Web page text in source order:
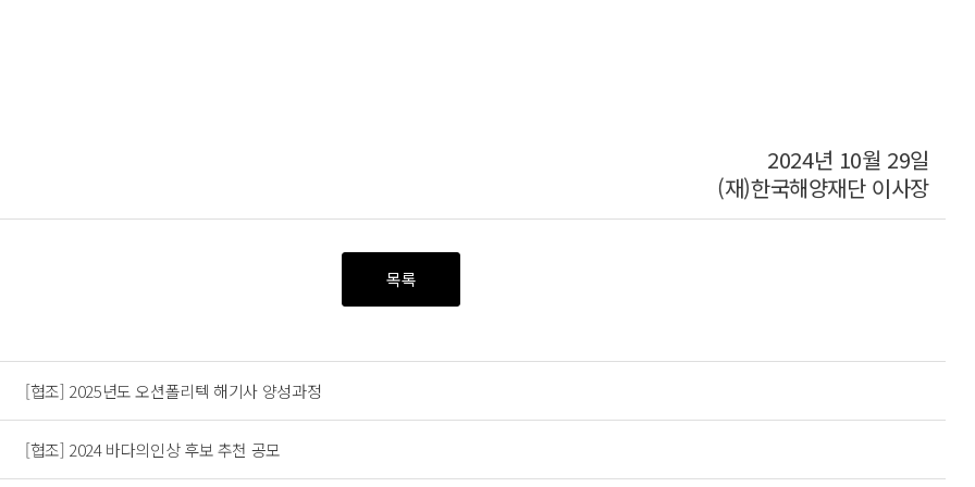
2024년 10월 29일
(재)한국해양재단 이사장
목록
[협조] 2025년도 오션폴리텍 해기사 양성과정
[협조] 2024 바다의인상 후보 추천 공모